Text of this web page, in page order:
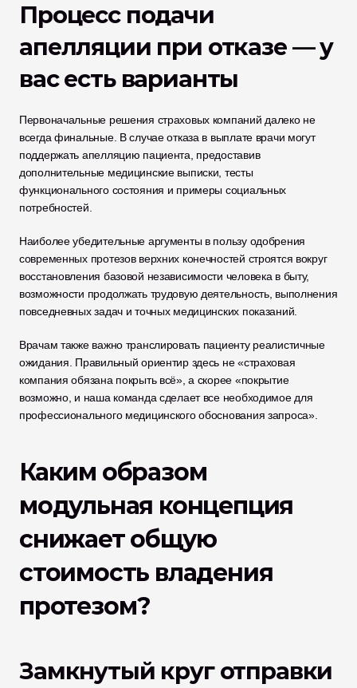
Процесс подачи
апелляции при отказе — у
вас есть варианты
Первоначальные решения страховых компаний далеко не
всегда финальные. В случае отказа в выплате врачи могут
поддержать апелляцию пациента, предоставив
дополнительные медицинские выписки, тесты
функционального состояния и примеры социальных
потребностей.
Наиболее убедительные аргументы в пользу одобрения
современных протезов верхних конечностей строятся вокруг
восстановления базовой независимости человека в быту,
возможности продолжать трудовую деятельность, выполнения
повседневных задач и точных медицинских показаний.
Врачам также важно транслировать пациенту реалистичные
ожидания. Правильный ориентир здесь не «страховая
компания обязана покрыть всё», а скорее «покрытие
возможно, и наша команда сделает все необходимое для
профессионального медицинского обоснования запроса».
Каким образом
модульная концепция
снижает общую
стоимость владения
протезом?
Замкнутый круг отправки